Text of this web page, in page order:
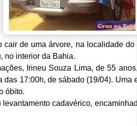
cair de uma árvore, na localidade
no interior da Bahia.
Irineu Souza Lima, de 55
das 17:00h, de sábado (19/04). Uma
óbito.
cadavérico,